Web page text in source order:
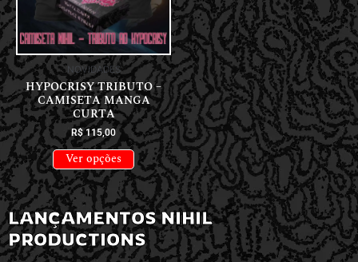
NOVIDADES
HYPOCRISY TRIBUTO –
CAMISETA MANGA
CURTA
R$115,00
Ver opções
LANÇAMENTOS NIHIL
PRODUCTIONS